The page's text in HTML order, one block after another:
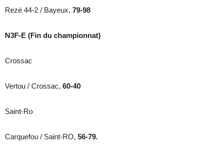
Rezé 44-2 / Bayeux, 79-98
N3F-E (Fin du championnat)
Crossac
Vertou / Crossac, 60-40
Saint-Ro
Carquefou / Saint-RO, 56-79.